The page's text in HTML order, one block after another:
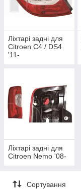
Ліхтарі задні для
Citroen C4 / DS4
'11-
Ліхтарі задні для
Citroen Nemo '08-
Сортування